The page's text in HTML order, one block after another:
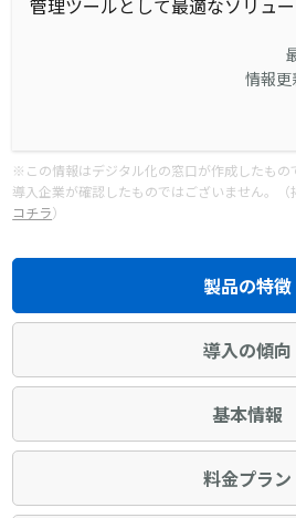
情報更
※この情報はデジタル化の窓口が作成したもの
導入企業が確認したものではございません。
コチラ）
製品の特徴
導入の傾向
基本情報
料金プラン